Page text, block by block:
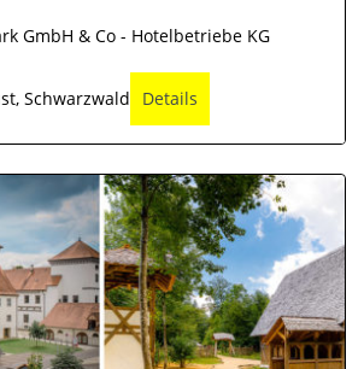
GmbH & Co - Hotelbetriebe KG
Schwarzwald Details